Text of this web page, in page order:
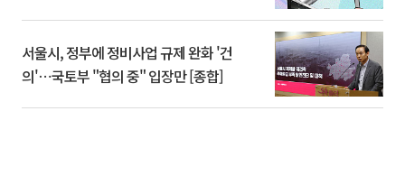
서울시, 정부에 정비사업 규제 완화 '건
의'⋯국토부 "협의 중" 입장만 [종합]